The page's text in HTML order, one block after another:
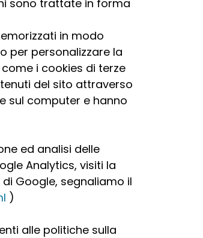
sono trattate in forma
in modo
per personalizzare la
i cookies di terze
del sito attraverso
sul computer e hanno
ed analisi delle
Analytics, visiti la
Google, segnaliamo il
)
alle politiche sulla